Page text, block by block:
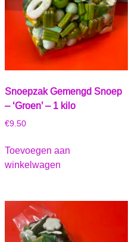
Snoepzak Gemengd Snoep
– ‘Groen’ – 1 kilo
€9.50
Toevoegen aan
winkelwagen